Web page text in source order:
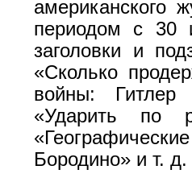
американского
периодом с 30
заголовки и
«Сколько
войны: Гитлер
«Ударить по
Бородино» и т. д.